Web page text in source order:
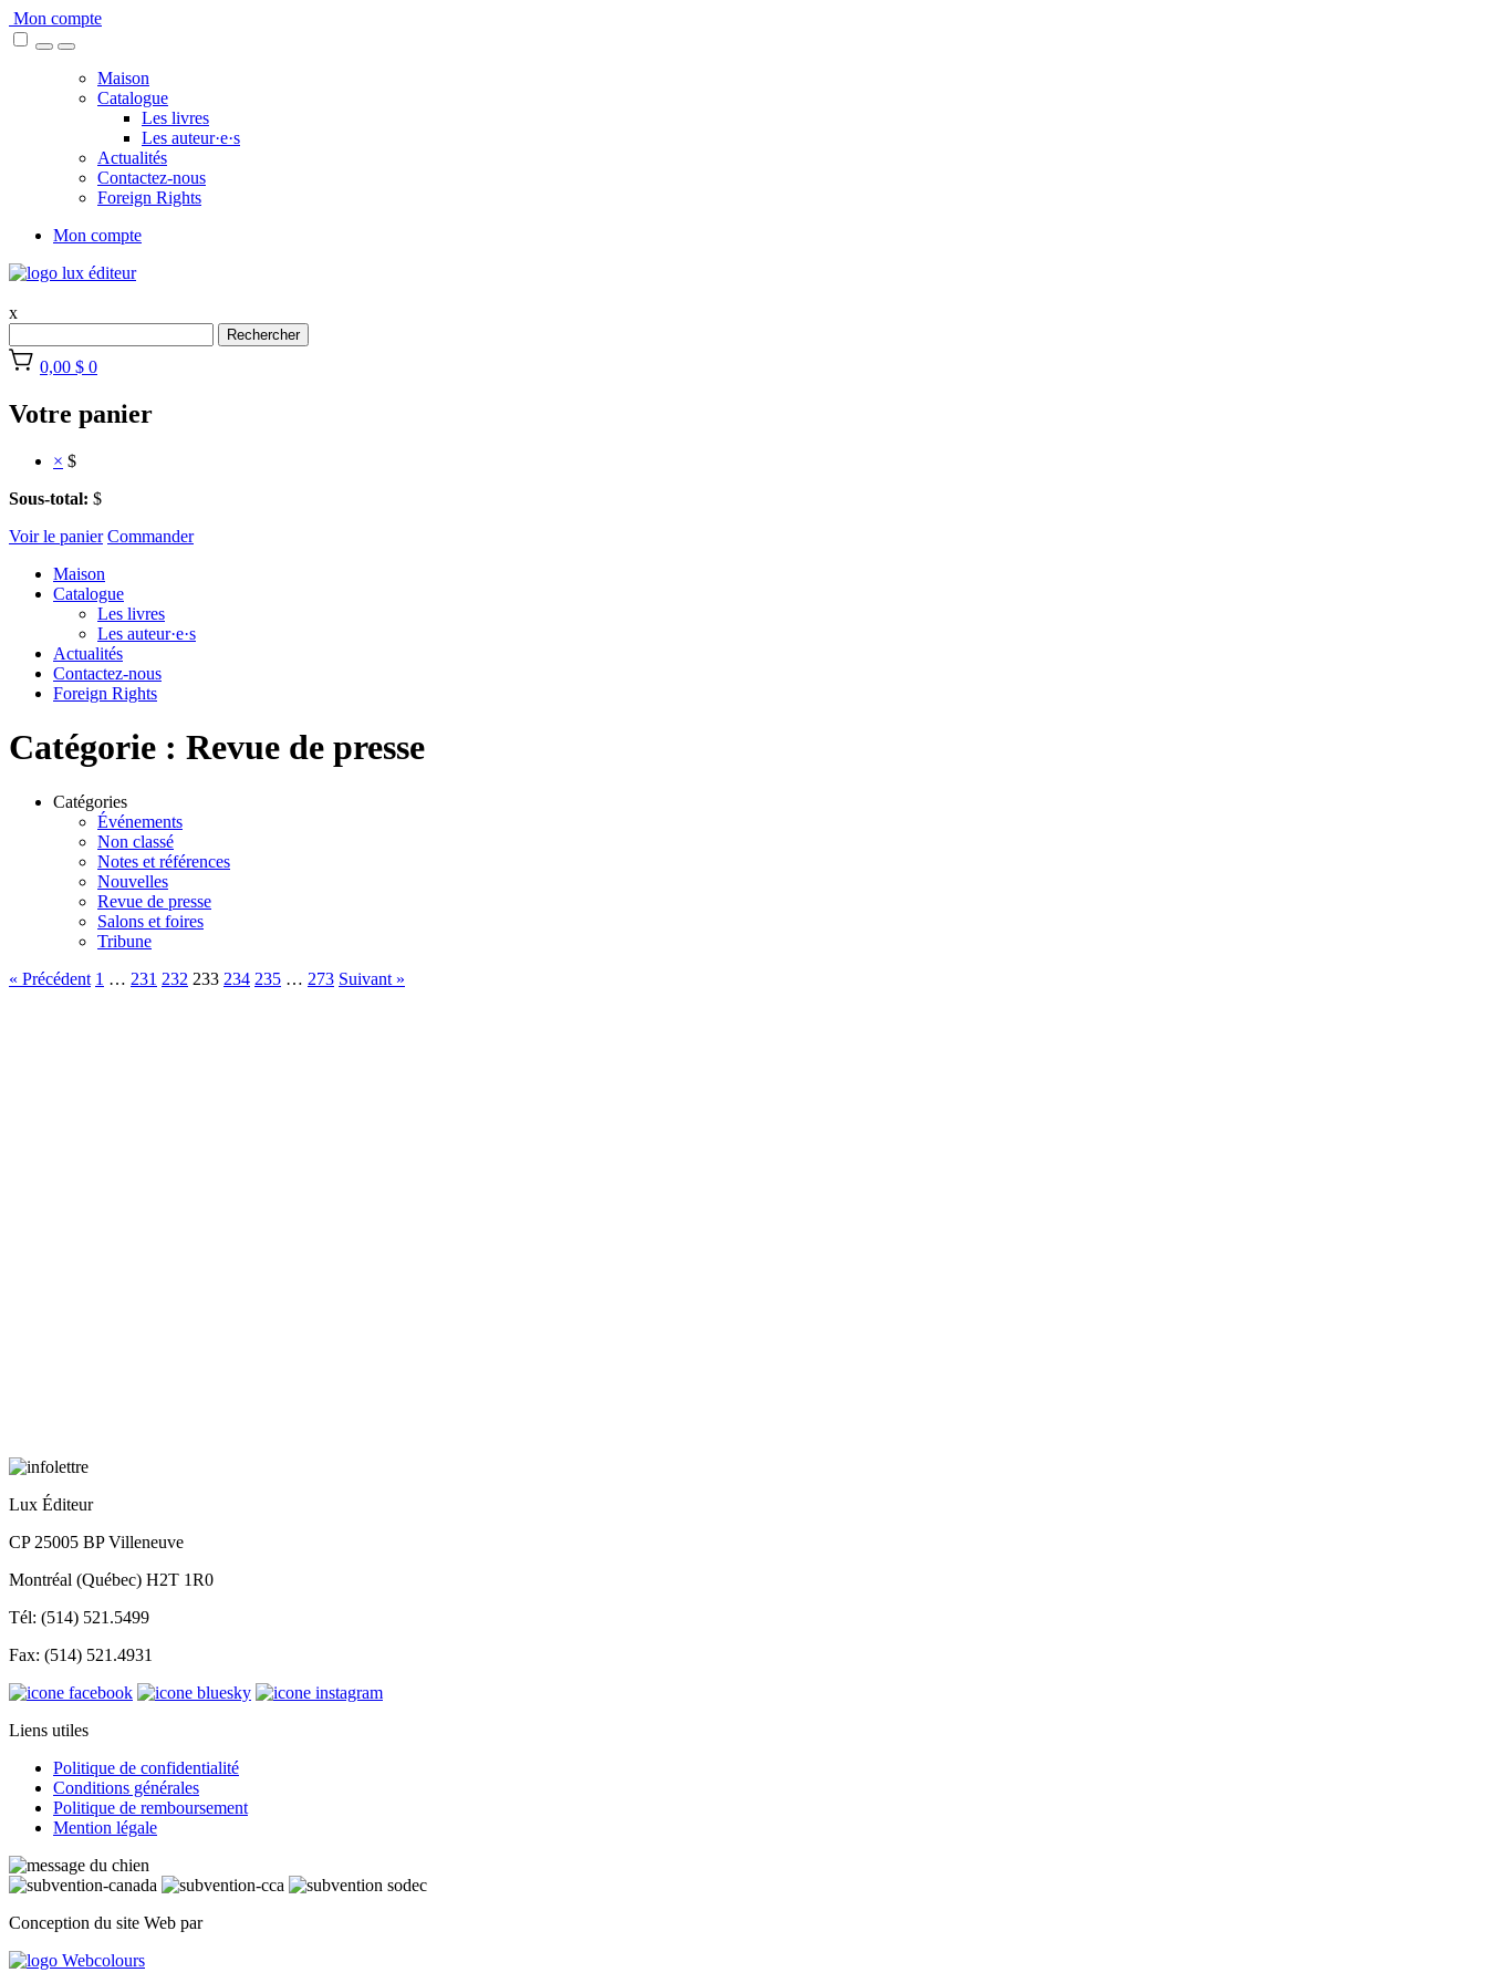
Skip
to
Mon compte
Maison
Catalogue
Les livres
Les auteur·e·s
Actualités
Contactez-nous
Foreign Rights
Mon compte
x
Rechercher
0,00 $ 0
Votre panier
× $
Sous-total: $
Voir le panier Commander
Maison
Catalogue
Les livres
Les auteur·e·s
Actualités
Contactez-nous
Foreign Rights
Catégorie : Revue de presse
Catégories
Événements
Non classé
Notes et références
Nouvelles
Revue de presse
Salons et foires
Tribune
« Précédent 1 … 231 232 233 234 235 … 273 Suivant »
Lux Éditeur
CP 25005 BP Villeneuve
Montréal (Québec) H2T 1R0
Tél: (514) 521.5499
Fax: (514) 521.4931
Liens utiles
Politique de confidentialité
Conditions générales
Politique de remboursement
Mention légale
Conception du site Web par